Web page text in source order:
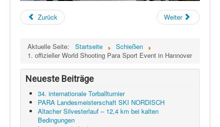
Zurück Weiter
Aktuelle Seite: Startseite
Schießen
1. offizieller World Shooting Para Sport Event in Hannover
Neueste Beiträge
34. internationale Torballturnier
PARA Landesmeisterschaft SKI NORDISCH
Altacher Silvesterlauf – 12,4 km bei kalten
Bedingungen